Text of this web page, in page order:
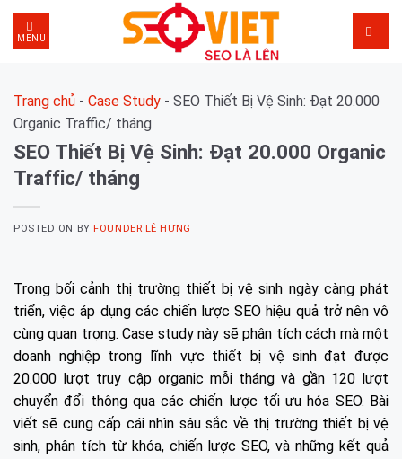
Skip
content
MENU
Trang chủ - Case Study - SEO Thiết Bị Vệ Sinh: Đạt 20.000
Organic Traffic/ tháng
SEO Thiết Bị Vệ Sinh: Đạt 20.000 Organic
Traffic/ tháng
POSTED ON BYFOUNDER LÊ HƯNG
Trong bối cảnh thị trường thiết bị vệ sinh ngày càng phát
triển, việc áp dụng các chiến lược SEO hiệu quả trở nên vô
cùng quan trọng. Case study này sẽ phân tích cách mà một
doanh nghiệp trong lĩnh vực thiết bị vệ sinh đạt được
20.000 lượt truy cập organic mỗi tháng và gần 120 lượt
chuyển đổi thông qua các chiến lược tối ưu hóa SEO. Bài
viết sẽ cung cấp cái nhìn sâu sắc về thị trường thiết bị vệ
sinh, phân tích từ khóa, chiến lược SEO, và những kết quả